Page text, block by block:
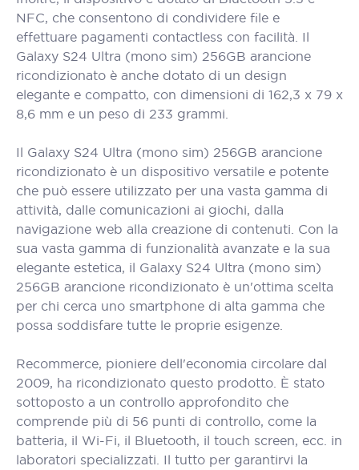
NFC, che consentono di condividere file e
effettuare pagamenti contactless con facilità. Il
Galaxy S24 Ultra (mono sim) 256GB arancione
ricondizionato è anche dotato di un design
elegante e compatto, con dimensioni di 162,3 x 79 x
8,6 mm e un peso di 233 grammi.
Il Galaxy S24 Ultra (mono sim) 256GB arancione
ricondizionato è un dispositivo versatile e potente
che può essere utilizzato per una vasta gamma di
attività, dalle comunicazioni ai giochi, dalla
navigazione web alla creazione di contenuti. Con la
sua vasta gamma di funzionalità avanzate e la sua
elegante estetica, il Galaxy S24 Ultra (mono sim)
256GB arancione ricondizionato è un'ottima scelta
per chi cerca uno smartphone di alta gamma che
possa soddisfare tutte le proprie esigenze.
Recommerce, pioniere dell'economia circolare dal
2009, ha ricondizionato questo prodotto. È stato
sottoposto a un controllo approfondito che
comprende più di 56 punti di controllo, come la
batteria, il Wi-Fi, il Bluetooth, il touch screen, ecc. in
laboratori specializzati. Il tutto per garantirvi la